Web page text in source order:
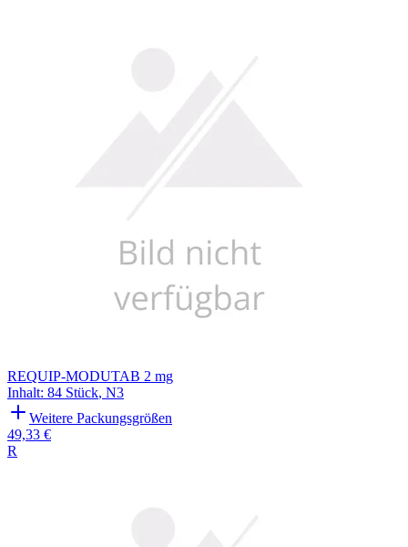
REQUIP-MODUTAB 2 mg
Inhalt: 84 Stück, N3
Weitere Packungsgrößen
49,33 €
R